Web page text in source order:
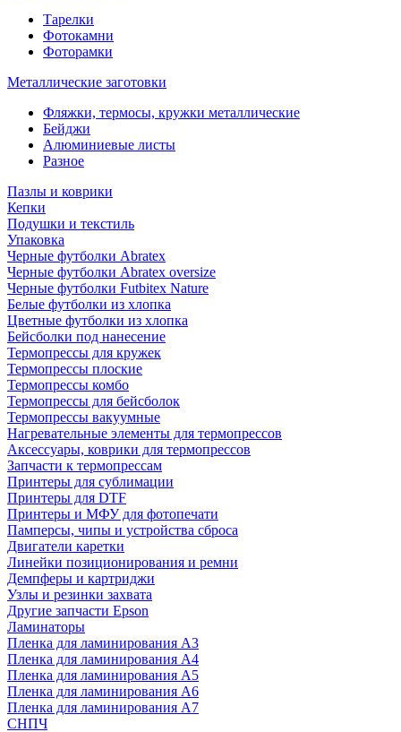
Тарелки
Фотокамни
Фоторамки
Металлические заготовки
Фляжки, термосы, кружки металлические
Бейджи
Алюминиевые листы
Разное
Пазлы и коврики
Кепки
Подушки и текстиль
Упаковка
Черные футболки Abratex
Черные футболки Abratex oversize
Черные футболки Futbitex Nature
Белые футболки из хлопка
Цветные футболки из хлопка
Бейсболки под нанесение
Термопрессы для кружек
Термопрессы плоские
Термопрессы комбо
Термопрессы для бейсболок
Термопрессы вакуумные
Нагревательные элементы для термопрессов
Аксессуары, коврики для термопрессов
Запчасти к термопрессам
Принтеры для сублимации
Принтеры для DTF
Принтеры и МФУ для фотопечати
Памперсы, чипы и устройства сброса
Двигатели каретки
Линейки позиционирования и ремни
Демпферы и картриджи
Узлы и резинки захвата
Другие запчасти Epson
Ламинаторы
Пленка для ламинирования А3
Пленка для ламинирования А4
Пленка для ламинирования А5
Пленка для ламинирования А6
Пленка для ламинирования А7
СНПЧ